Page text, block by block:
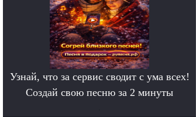
Узнай, что за сервис сводит с ума всех!
Создай свою песню за 2 минуты